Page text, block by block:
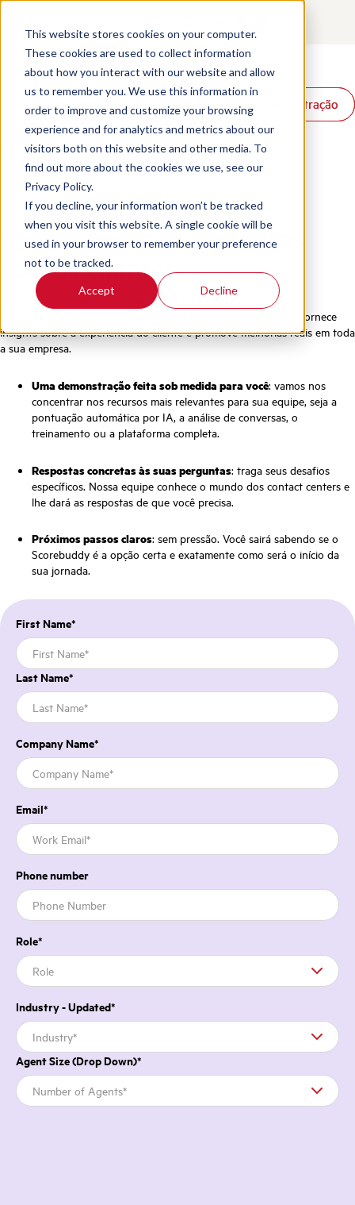
This website stores cookies on your computer.
These cookies are used to collect information
about how you interact with our website and allow
us to remember you. We use this information in
order to improve and customize your browsing
experience and for analytics and metrics about our
visitors both on this website and other media. To
find out more about the cookies we use, see our
Privacy Policy.
If you decline, your information won’t be tracked
when you visit this website. A single cookie will be
used in your browser to remember your preference
not to be tracked.
Accept Decline
Produtos
Soluções
Recursos
Solicite uma demonstração
Solicite uma demonstração
Home / Pt Br/ Demo
First Name*
Last Name*
Company Name*
Email*
Phone number
Role*
Industry - Updated*
Agent Size (Drop Down)*
Agende uma demonstração
Aja em todas as conversas
com os clientes
Agende uma demonstração personalizada com nossa equipe.
Mostraremos como o Scorebuddy avalia 100% das interações, fornece
insights sobre a experiência do cliente e promove melhorias reais em toda
a sua empresa.
Uma demonstração feita sob medida para você: vamos nos
concentrar nos recursos mais relevantes para sua equipe, seja a
pontuação automática por IA, a análise de conversas, o
treinamento ou a plataforma completa.
Respostas concretas às suas perguntas: traga seus desafios
específicos. Nossa equipe conhece o mundo dos contact centers e
lhe dará as respostas de que você precisa.
Próximos passos claros: sem pressão. Você sairá sabendo se o
Scorebuddy é a opção certa e exatamente como será o início da
sua jornada.